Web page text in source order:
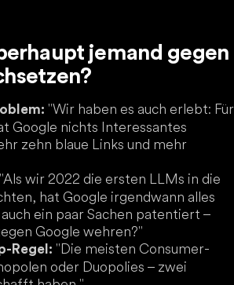
jemand gegen
"Wir haben es auch erlebt: Für
Google nichts Interessantes
zehn blaue Links und mehr
"Als wir 2022 die ersten LLMs in die
hat Google irgendwann alles
ein paar Sachen patentiert –
Google wehren?"
Regel: "Die meisten Consumer-
oder Duopolies – zwei